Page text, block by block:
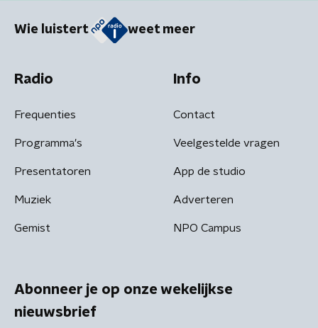
Wie luistert weet meer
Radio
Frequenties
Programma's
Presentatoren
Muziek
Gemist
Info
Contact
Veelgestelde vragen
App de studio
Adverteren
NPO Campus
Abonneer je op onze wekelijkse
nieuwsbrief